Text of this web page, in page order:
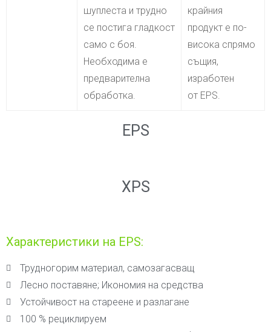
шуплеста и трудно
се постига гладкост
само с боя.
Необходима е
предварителна
обработка.
крайния
продукт е по-
висока спрямо
същия,
изработен
от EPS.
EPS
XPS
Характеристики на EPS:
Трудногорим материал, самозагасващ
Лесно поставяне; Икономия на средства
Устойчивост на стареене и разлагане
100 % рециклируем